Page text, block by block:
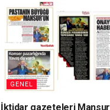
GENEL
İktidar gazeteleri Mansur